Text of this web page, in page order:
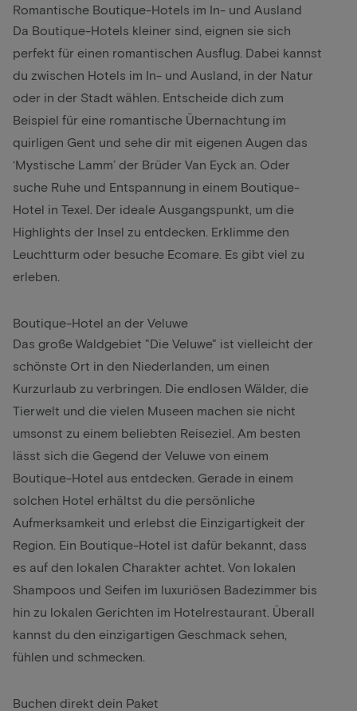
Romantische Boutique-Hotels im In- und Ausland
Da Boutique-Hotels kleiner sind, eignen sie sich
perfekt für einen romantischen Ausflug. Dabei kannst
du zwischen Hotels im In- und Ausland, in der Natur
oder in der Stadt wählen. Entscheide dich zum
Beispiel für eine romantische Übernachtung im
quirligen Gent und sehe dir mit eigenen Augen das
‘Mystische Lamm’ der Brüder Van Eyck an. Oder
suche Ruhe und Entspannung in einem Boutique-
Hotel in Texel . Der ideale Ausgangspunkt, um die
Highlights der Insel zu entdecken. Erklimme den
Leuchtturm oder besuche Ecomare. Es gibt viel zu
erleben.
Boutique-Hotel an der Veluwe
Das große Waldgebiet "Die Veluwe" ist vielleicht der
schönste Ort in den Niederlanden, um einen
Kurzurlaub zu verbringen. Die endlosen Wälder, die
Tierwelt und die vielen Museen machen sie nicht
umsonst zu einem beliebten Reiseziel. Am besten
lässt sich die Gegend der Veluwe von einem
Boutique-Hotel aus entdecken. Gerade in einem
solchen Hotel erhältst du die persönliche
Aufmerksamkeit und erlebst die Einzigartigkeit der
Region. Ein Boutique-Hotel ist dafür bekannt, dass
es auf den lokalen Charakter achtet. Von lokalen
Shampoos und Seifen im luxuriösen Badezimmer bis
hin zu lokalen Gerichten im Hotelrestaurant. Überall
kannst du den einzigartigen Geschmack sehen,
fühlen und schmecken.
Buchen direkt dein Paket